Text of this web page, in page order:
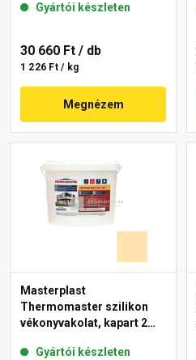
15-D 25 kg
Gyártói készleten
30 660 Ft / db
1 226 Ft / kg
Megnézem
Masterplast
Thermomaster szilikon
vékonyvakolat, kapart 2
Gyártói készleten